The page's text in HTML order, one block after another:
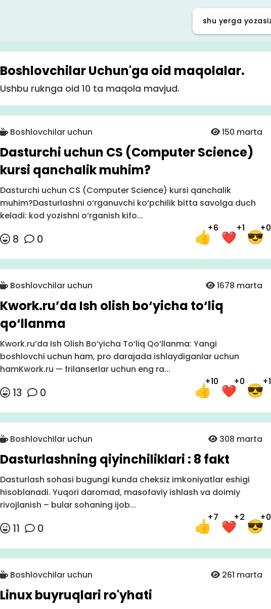
Boshlovchilar Uchun'ga oid maqolalar.
Ushbu ruknga oid 10 ta maqola mavjud.
Boshlovchilar uchun 150 marta
Dasturchi uchun CS (Computer Science)
kursi qanchalik muhim?
Dasturchi uchun CS (Computer Science) kursi qanchalik
muhim?Dasturlashni o‘rganuvchi ko‘pchilik bitta savolga duch
keladi: kod yozishni o‘rganish kifo...
8 0
+6 +1 +0
Boshlovchilar uchun 1678 marta
Kwork.ru’da Ish olish bo‘yicha to‘liq
qo‘llanma
Kwork.ru’da Ish Olish Bo‘yicha To‘liq Qo‘llanma: Yangi
boshlovchi uchun ham, pro darajada ishlaydiganlar uchun
hamKwork.ru — frilanserlar uchun eng ra...
13 0
+10 +0 +1
Boshlovchilar uchun 308 marta
Dasturlashning qiyinchiliklari : 8 fakt
Dasturlash sohasi bugungi kunda cheksiz imkoniyatlar eshigi
hisoblanadi. Yuqori daromad, masofaviy ishlash va doimiy
rivojlanish – bular sohaning ijob...
11 0
+7 +2 +0
Boshlovchilar uchun 261 marta
Linux buyruqlari ro'yhati